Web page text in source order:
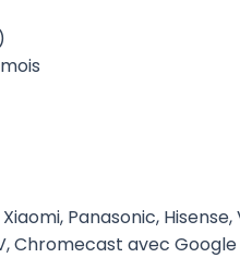
Panasonic,
Chromecast avec Google